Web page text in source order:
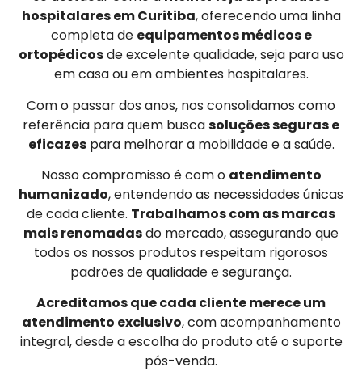
hospitalares em Curitiba, oferecendo uma linha
completa de equipamentos médicos e
ortopédicosde excelente qualidade, seja para uso
em casa ou em ambientes hospitalares.
Com o passar dos anos, nos consolidamos como
referência para quem buscasoluções seguras e
eficazespara melhorar a mobilidade e a saúde.
Nosso compromisso é com o atendimento
humanizado, entendendo as necessidades únicas
de cada cliente. Trabalhamos com as marcas
mais renomadasdo mercado, assegurando que
todos os nossos produtos respeitam rigorosos
padrões de qualidade e segurança.
Acreditamos que cada cliente merece um
atendimento exclusivo, com acompanhamento
integral, desde a escolha do produto até o suporte
pós-venda.